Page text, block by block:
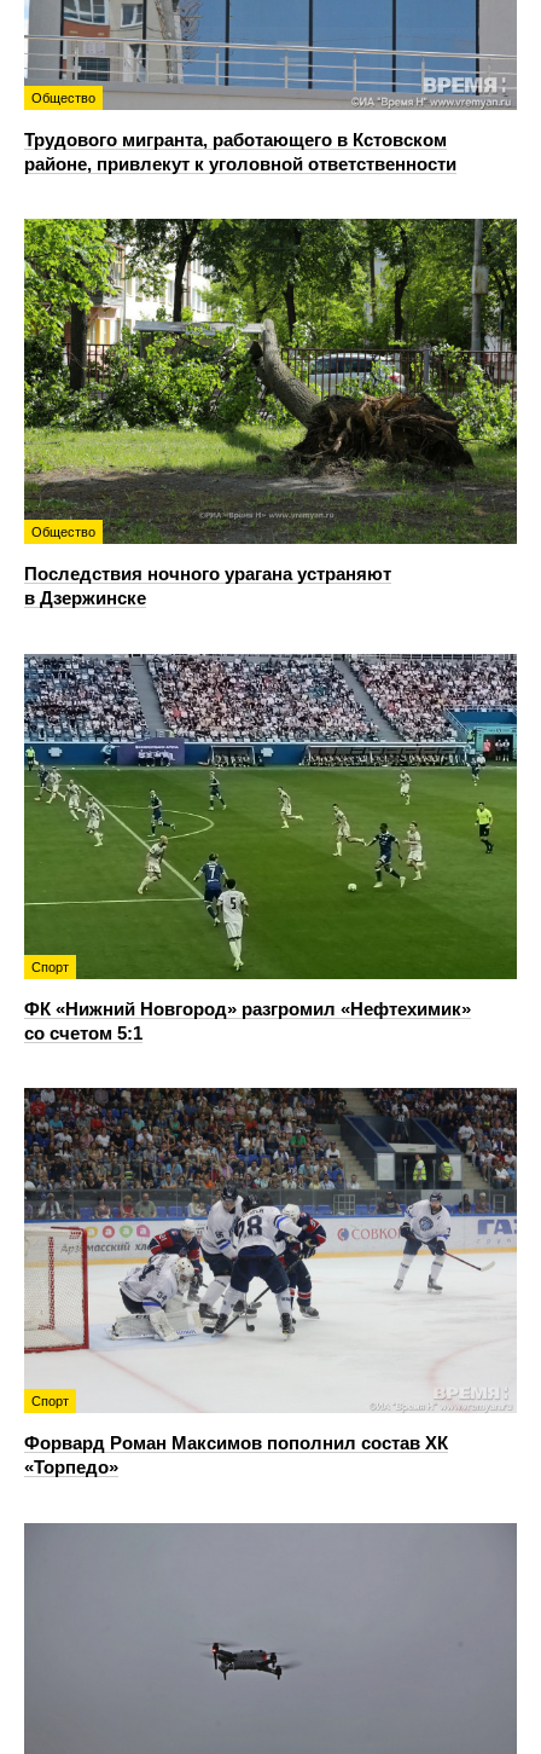
Общество
Трудового мигранта, работающего в Кстовском
районе, привлекут к уголовной ответственности
Общество
Последствия ночного урагана устраняют
в Дзержинске
Спорт
ФК «Нижний Новгород» разгромил «Нефтехимик»
со счетом 5:1
Спорт
Форвард Роман Максимов пополнил состав ХК
«Торпедо»